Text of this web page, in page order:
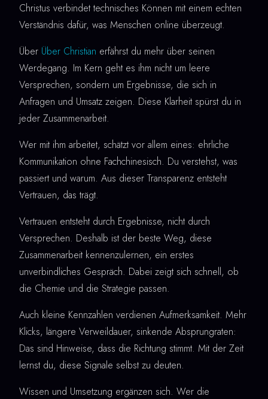
Christus verbindet technisches Können mit einem echten
Verständnis dafür, was Menschen online überzeugt.
Über Über Christian erfährst du mehr über seinen
Werdegang. Im Kern geht es ihm nicht um leere
Versprechen, sondern um Ergebnisse, die sich in
Anfragen und Umsatz zeigen. Diese Klarheit spürst du in
jeder Zusammenarbeit.
Wer mit ihm arbeitet, schätzt vor allem eines: ehrliche
Kommunikation ohne Fachchinesisch. Du verstehst, was
passiert und warum. Aus dieser Transparenz entsteht
Vertrauen, das trägt.
Vertrauen entsteht durch Ergebnisse, nicht durch
Versprechen. Deshalb ist der beste Weg, diese
Zusammenarbeit kennenzulernen, ein erstes
unverbindliches Gespräch. Dabei zeigt sich schnell, ob
die Chemie und die Strategie passen.
Auch kleine Kennzahlen verdienen Aufmerksamkeit. Mehr
Klicks, längere Verweildauer, sinkende Absprungraten:
Das sind Hinweise, dass die Richtung stimmt. Mit der Zeit
lernst du, diese Signale selbst zu deuten.
Wissen und Umsetzung ergänzen sich. Wer die